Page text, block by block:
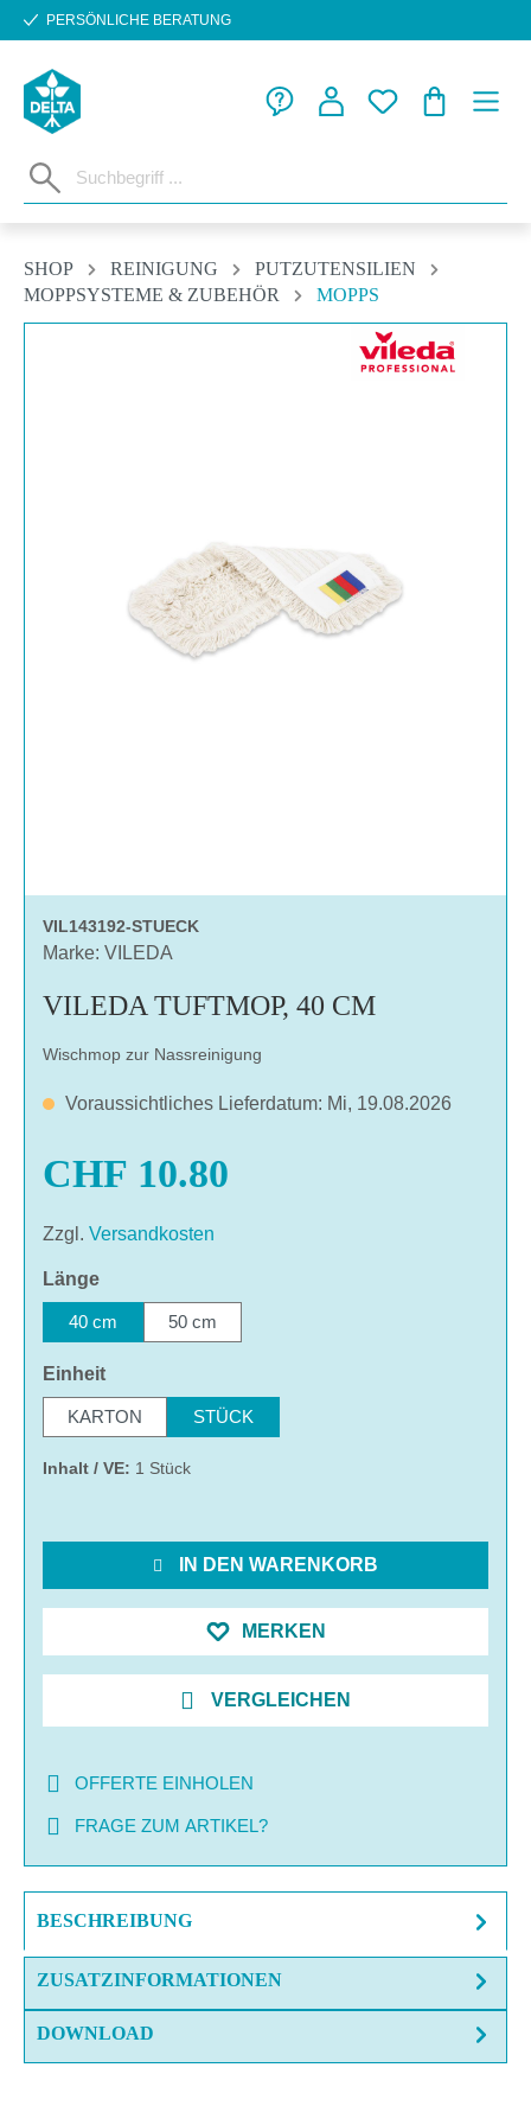
Zum Hauptinhalt springen
PERSÖNLICHE BERATUNG
SHOP REINIGUNG
PUTZUTENSILIEN
MOPPSYSTEME & ZUBEHÖR
MOPPS
VIL143192-STUECK
Marke: VILEDA
VILEDA TUFTMOP, 40 CM
Wischmop zur Nassreinigung
Voraussichtliches Lieferdatum: Mi, 19.08.2026
CHF 10.80
Zzgl. Versandkosten
Längeauswählen
40 cm 50 cm
Einheitauswählen
KARTON STÜCK
Inhalt / VE: 1 Stück
IN DEN WARENKORB
MERKEN
VERGLEICHEN
OFFERTE EINHOLEN
FRAGE ZUM ARTIKEL?
BESCHREIBUNG
ZUSATZINFORMATIONEN
DOWNLOAD